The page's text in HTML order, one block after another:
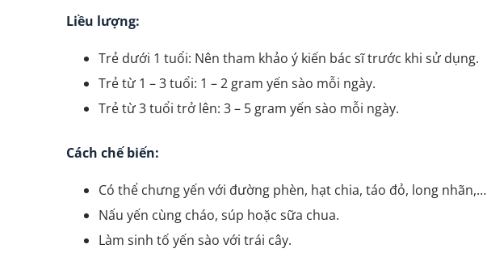
Liều lượng:
Trẻ dưới 1 tuổi: Nên tham khảo ý kiến bác sĩ trước khi sử dụng.
Trẻ từ 1 – 3 tuổi: 1 – 2 gram yến sào mỗi ngày.
Trẻ từ 3 tuổi trở lên: 3 – 5 gram yến sào mỗi ngày.
Cách chế biến:
Có thể chưng yến với đường phèn, hạt chia, táo đỏ, long nhãn,…
Nấu yến cùng cháo, súp hoặc sữa chua.
Làm sinh tố yến sào với trái cây.